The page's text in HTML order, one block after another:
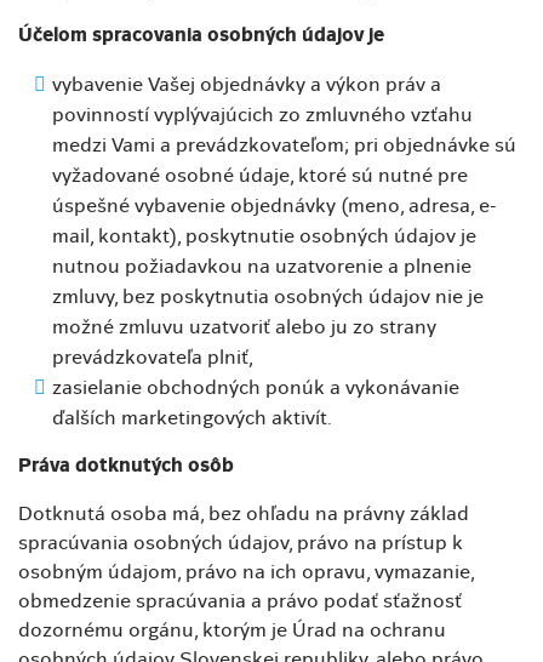
Účelom spracovania osobných údajov je
vybavenie Vašej objednávky a výkon práv a
povinností vyplývajúcich zo zmluvného vzťahu
medzi Vami a prevádzkovateľom; pri objednávke sú
vyžadované osobné údaje, ktoré sú nutné pre
úspešné vybavenie objednávky (meno, adresa, e-
mail, kontakt), poskytnutie osobných údajov je
nutnou požiadavkou na uzatvorenie a plnenie
zmluvy, bez poskytnutia osobných údajov nie je
možné zmluvu uzatvoriť alebo ju zo strany
prevádzkovateľa plniť,
zasielanie obchodných ponúk a vykonávanie
ďalších marketingových aktivít.
Práva dotknutých osôb
Dotknutá osoba má, bez ohľadu na právny základ
spracúvania osobných údajov, právo na prístup k
osobným údajom, právo na ich opravu, vymazanie,
obmedzenie spracúvania a právo podať sťažnosť
dozornému orgánu, ktorým je Úrad na ochranu